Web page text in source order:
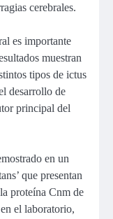
cerebrales.
es importante
muestran
tipos de ictus
desarrollo de
principal del
en un
que presentan
proteína Cnm de
el laboratorio,